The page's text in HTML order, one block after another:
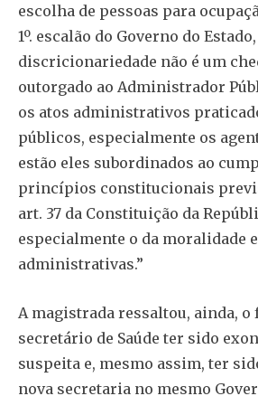
escolha de pessoas para
1º. escalão do Governo do
discricionariedade não é um
outorgado ao Administrador
os atos administrativos
públicos, especialmente os
estão eles subordinados ao
princípios constitucionais
art. 37 da Constituição da
especialmente o da moralidade
administrativas.”
A magistrada ressaltou, ainda, o
secretário de Saúde ter sido
suspeita e, mesmo assim, ter
nova secretaria no mesmo